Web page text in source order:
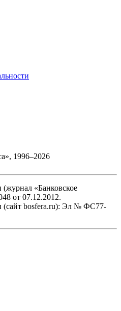
1996–2026
(журнал «Банковское
от 07.12.2012.
(сайт bosfera.ru): Эл № ФС77-